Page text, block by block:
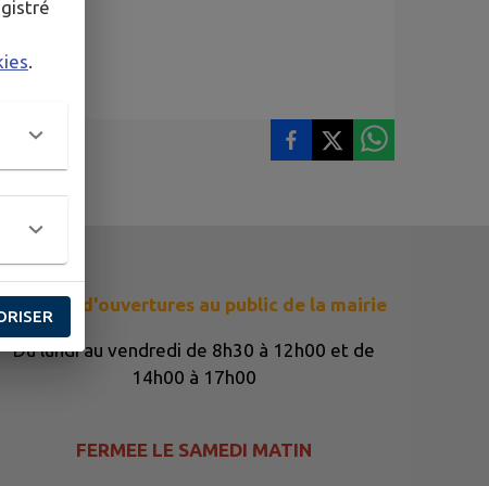
Horaires d'ouvertures au public de la mairie
Du lundi au vendredi de 8h30 à 12h00 et de
14h00 à 17h00
FERMEE LE SAMEDI MATIN